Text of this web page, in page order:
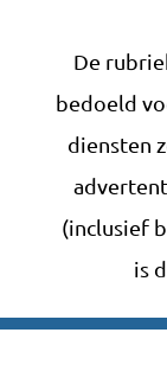
De
bedoeld
diensten
(inclusief
is